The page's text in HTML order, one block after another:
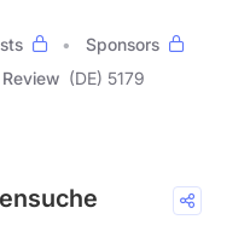
Sponsors
(DE) 5179